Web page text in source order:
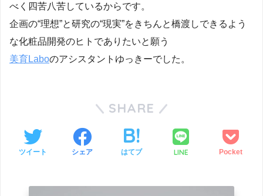
べく四苦八苦しているからです。
企画の“理想”と研究の“現実”をきちんと橋渡しできるよう
な化粧品開発のヒトでありたいと願う
美育Laboのアシスタントゆっきーでした。
SHARE
ツイート シェア はてブ LINE Pocket